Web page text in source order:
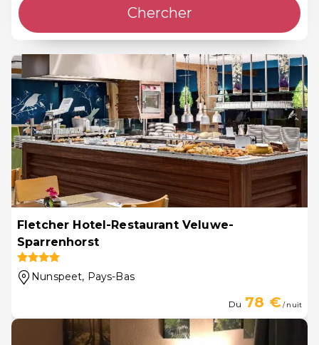
Chercher
Fletcher Hotel-Restaurant Veluwe-
Sparrenhorst
Nunspeet, Pays-Bas
Du 78 €/ nuit